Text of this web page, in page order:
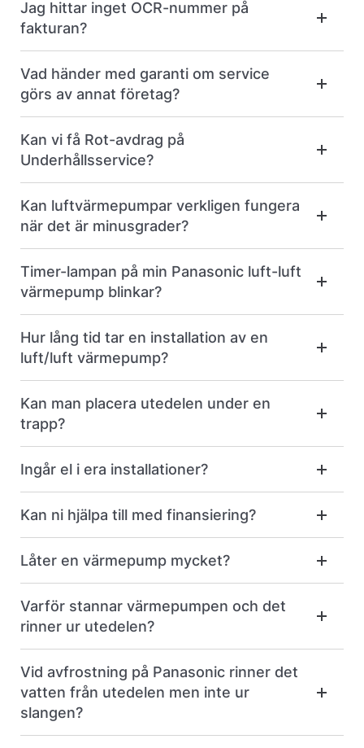
Jag hittar inget OCR-nummer på
fakturan?
Vad händer med garanti om service
görs av annat företag?
Kan vi få Rot-avdrag på
Underhållsservice?
Kan luftvärmepumpar verkligen fungera
när det är minusgrader?
Timer-lampan på min Panasonic luft-luft
värmepump blinkar?
Hur lång tid tar en installation av en
luft/luft värmepump?
Kan man placera utedelen under en
trapp?
Ingår el i era installationer?
Kan ni hjälpa till med finansiering?
Låter en värmepump mycket?
Varför stannar värmepumpen och det
rinner ur utedelen?
Vid avfrostning på Panasonic rinner det
vatten från utedelen men inte ur
slangen?